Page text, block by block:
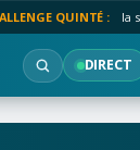
QUINTÉ : la
DIRECT